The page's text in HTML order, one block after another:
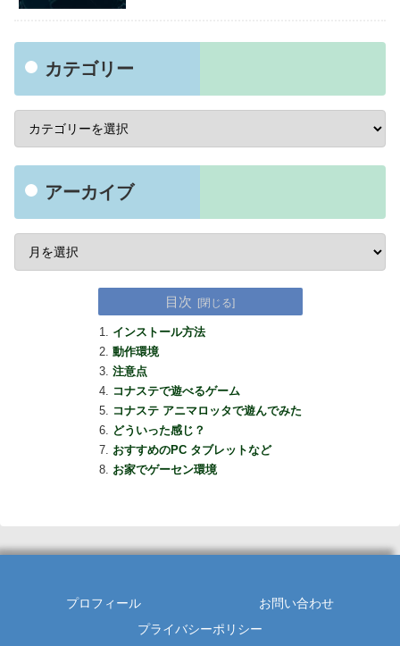
カテゴリー
アーカイブ
目次
インストール方法
動作環境
注意点
コナステで遊べるゲーム
コナステ アニマロッタで遊んでみた
どういった感じ？
おすすめのPC タブレットなど
お家でゲーセン環境
プロフィール
お問い合わせ
プライバシーポリシー